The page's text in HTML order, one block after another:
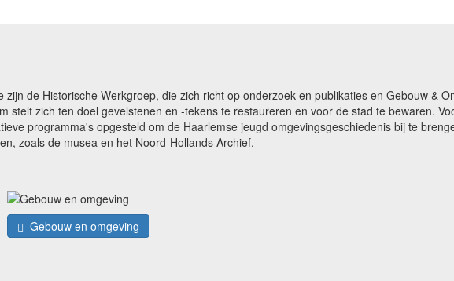
de Historische Werkgroep, die zich richt op onderzoek en publikaties en Gebouw &
stelt zich ten doel gevelstenen en -tekens te restaureren en voor de stad te bewaren.
programma's opgesteld om de Haarlemse jeugd omgevingsgeschiedenis bij te
zoals de musea en het Noord-Hollands Archief.
Gebouw en omgeving